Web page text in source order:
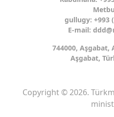
gullugy: +993
E-mail:
744000, Aşgabat,
Aşgabat,
Copyright © 2026.